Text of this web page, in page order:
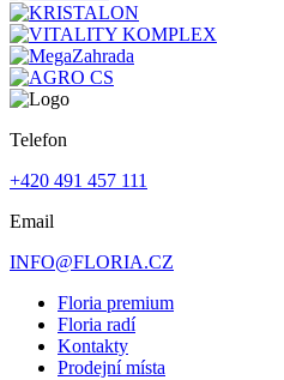
Telefon
+420 491 457 111
Email
INFO@FLORIA.CZ
Floria premium
Floria radí
Kontakty
Prodejní místa